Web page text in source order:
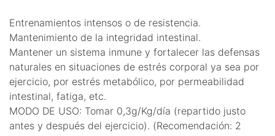
Entrenamientos intensos o de resistencia.
Mantenimiento de la integridad intestinal.
Mantener un sistema inmune y fortalecer las defensas
naturales en situaciones de estrés corporal ya sea por
ejercicio, por estrés metabólico, por permeabilidad
intestinal, fatiga, etc.
MODO DE USO: Tomar 0,3g/Kg/día (repartido justo
antes y después del ejercicio). (Recomendación: 2